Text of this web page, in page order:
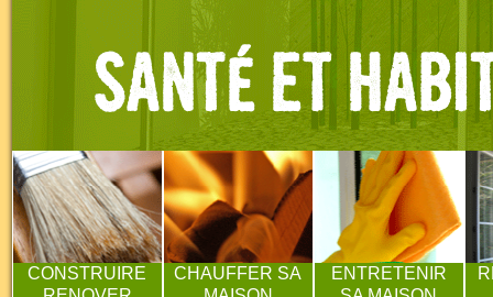
CONSTRUIRE
CHAUFFER SA
ENTRETENIR